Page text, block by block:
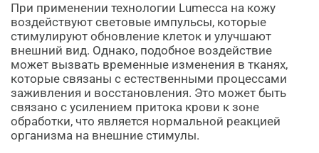
При применении технологии Lumecca на кожу
воздействуют световые импульсы, которые
стимулируют обновление клеток и улучшают
внешний вид. Однако, подобное воздействие
может вызвать временные изменения в тканях,
которые связаны с естественными процессами
заживления и восстановления. Это может быть
связано с усилением притока крови к зоне
обработки, что является нормальной реакцией
организма на внешние стимулы.